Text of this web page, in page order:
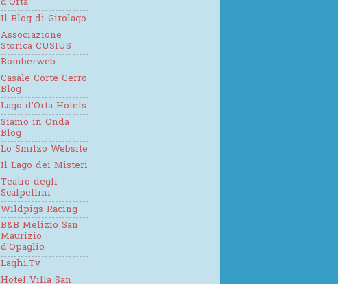
d'Orta
Il Blog di Girolago
Associazione
Storica CUSIUS
Bomberweb
Casale Corte Cerro
Blog
Lago d'Orta Hotels
Siamo in Onda
Blog
Lo Smilzo Website
Il Lago dei Misteri
Teatro degli
Scalpellini
Wildpigs Racing
B&B Melizio San
Maurizio
d'Opaglio
Laghi.Tv
Hotel Villa San